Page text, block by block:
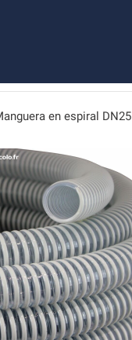
en espiral DN25